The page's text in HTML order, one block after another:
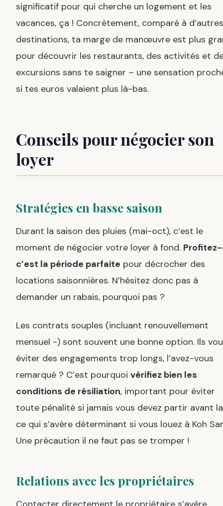
significatif pour qui cherche un logement et les
vacances, ça ! Concrètement, comparé à d’autres
destinations, ta marge de manœuvre est plus
pour découvrir les restaurants, des activités et
excursions sans te saigner – une sensation
si tes euros valaient plus là-bas.
Conseils pour négocier son
loyer
Stratégies en basse saison
Durant la saison des pluies (mai-oct), c’est le
moment de négocier votre loyer à fond. Profitez-
c’est la période parfaite pour décrocher des
locations saisonnières. N’hésitez donc pas à
demander un rabais, pourquoi pas ?
Les contrats souples (incluant renouvellement
mensuel -) sont souvent une bonne option. Ils
éviter des engagements trop longs, l’avez-vous
remarqué ? C’est pourquoi vérifiez bien les
conditions de résiliation, important pour éviter
toute pénalité si jamais vous devez partir avant
ce qui s’avère déterminant si vous louez à Koh
Une précaution il ne faut pas se tromper !
Relations avec les propriétaires